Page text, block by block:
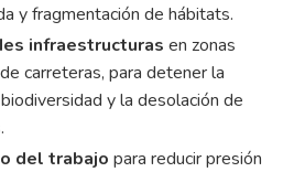
y fragmentación de hábitats.
infraestructuras en zonas
carreteras, para detener la
y la desolación de
del trabajo para reducir presión